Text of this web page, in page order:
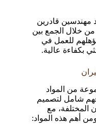
مهندسين قادرين
من خلال الجمع بين
يؤهلهم للعمل في
بكفاءة عالية.
من المواد
فهم شامل لتصميم
المختلفة، مع
أهم هذه المواد: